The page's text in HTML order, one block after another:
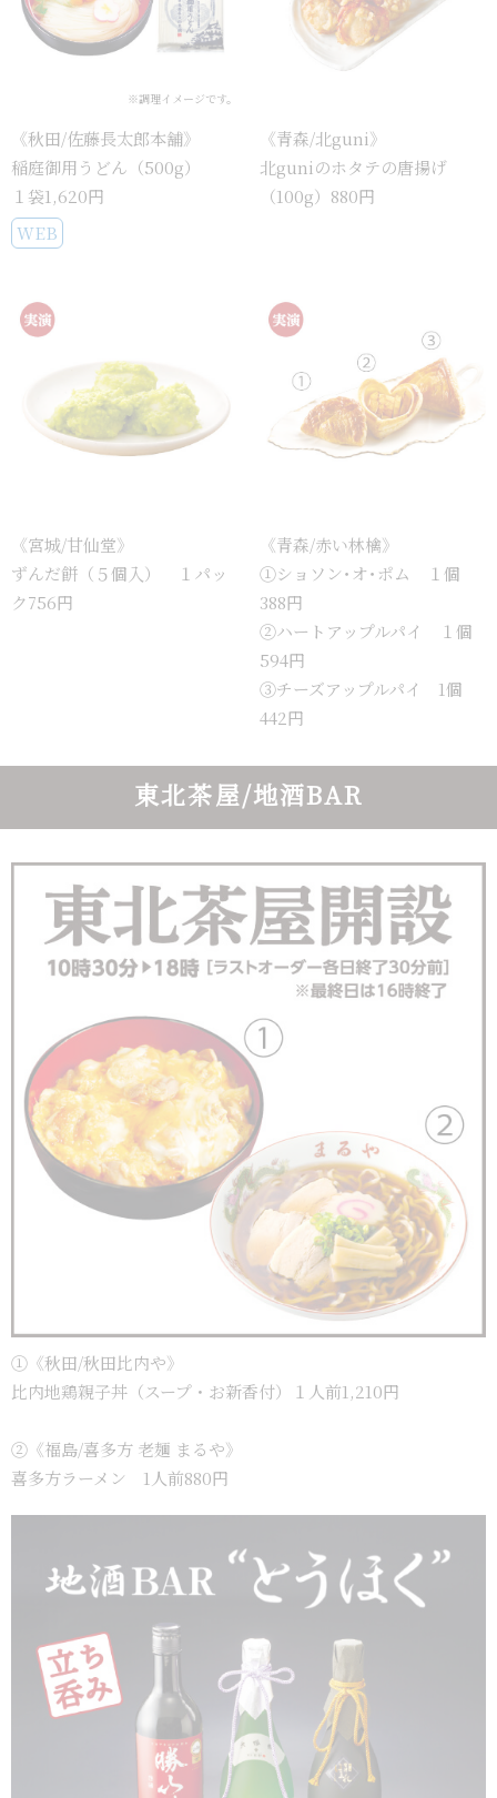
※調理イメージです。
《秋田/佐藤長太郎本舗》
稲庭御用うどん（500g）
１袋1,620円
WEB
《青森/北guni》
北guniのホタテの唐揚げ
（100g）880円
《宮城/甘仙堂》
ずんだ餅（５個入） １パッ
ク756円
《青森/赤い林檎》
①ショソン･オ･ポム １個
388円
②ハートアップルパイ １個
594円
③チーズアップルパイ 1個
442円
東北茶屋/地酒BAR
①《秋田/秋田比内や》
比内地鶏親子丼（スープ・お新香付）１人前1,210円
②《福島/喜多方 老麺 まるや》
喜多方ラーメン 1人前880円